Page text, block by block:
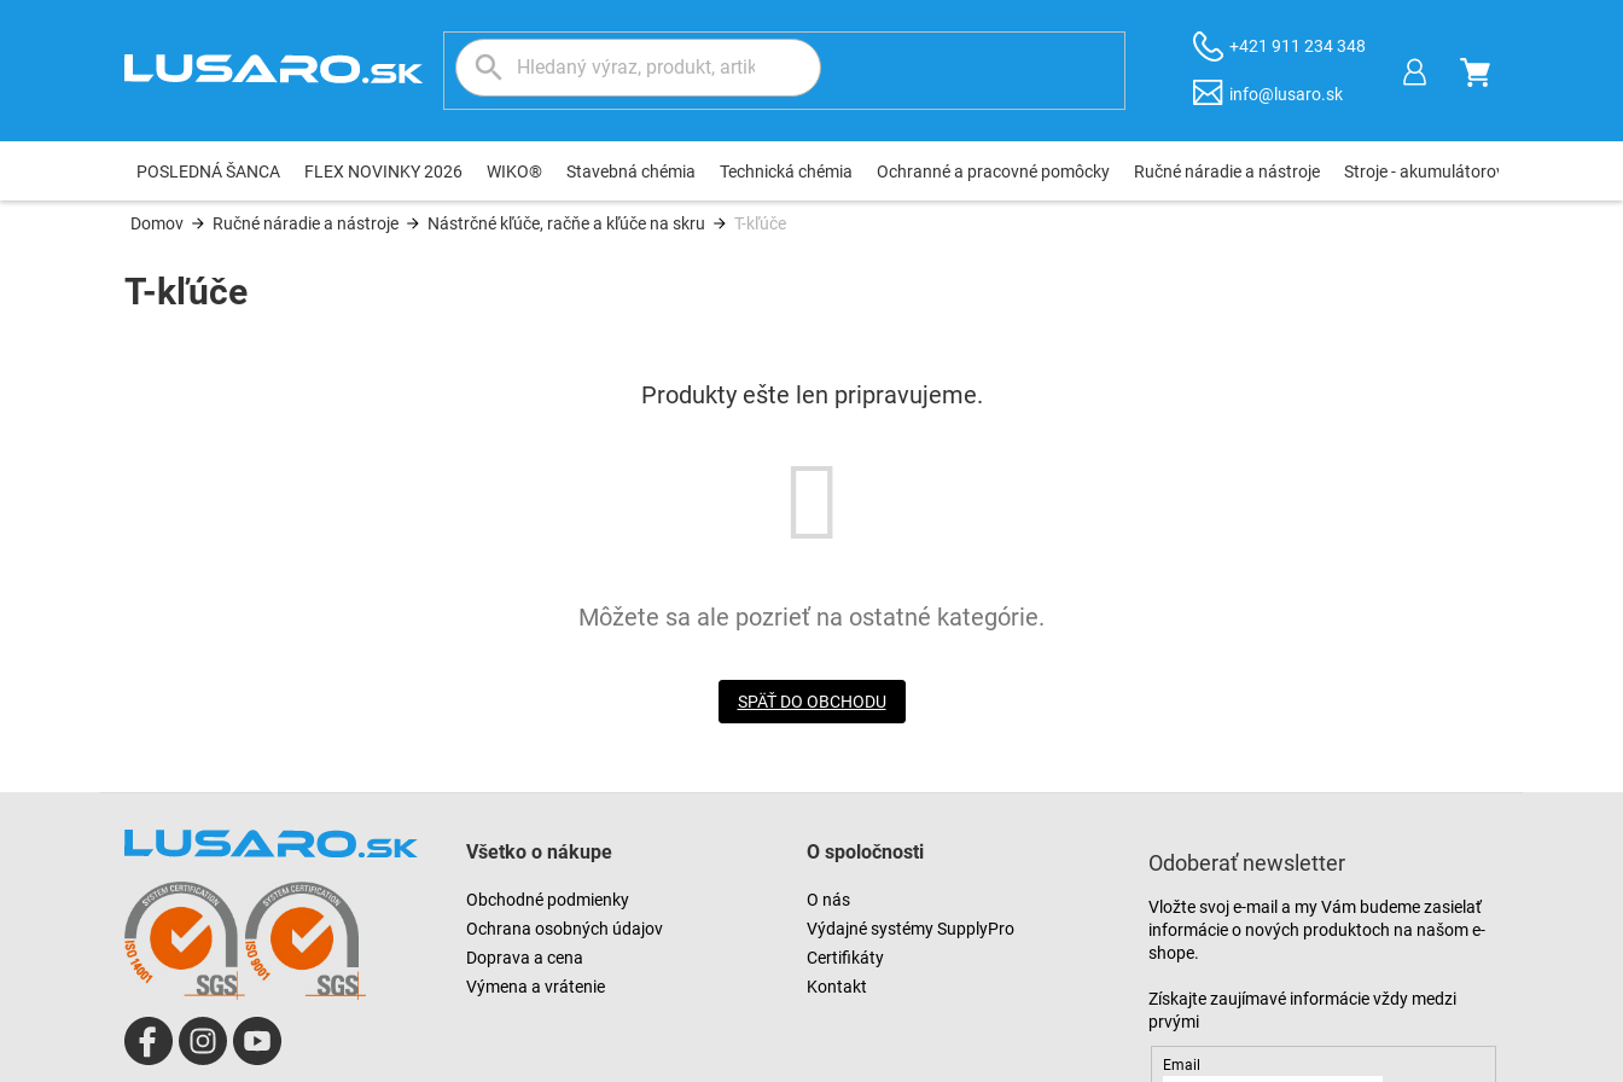
+421 911 234 348
info@lusaro.sk
NÁKUPNÝ
POSLEDNÁ ŠANCA FLEX NOVINKY 2026 WIKO® Stavebná chémia Technická chémia Ochranné a pracovné pomôcky Ručné náradie a nástroje Stroje - akumulátorové, elektro,
Domov Ručné náradie a nástroje Nástrčné kľúče, račňe a kľúče na skru T-kľúče
T-kľúče
Produkty ešte len pripravujeme.
Môžete sa ale pozrieť na ostatné kategórie.
SPÄŤ DO OBCHODU
Všetko o nákupe
Obchodné podmienky
Ochrana osobných údajov
Doprava a cena
Výmena a vrátenie
O spoločnosti
O nás
Výdajné systémy SupplyPro
Certifikáty
Kontakt
Odoberať newsletter
Vložte svoj e-mail a my Vám budeme zasielať
informácie o nových produktoch na našom e-
shope.
Email